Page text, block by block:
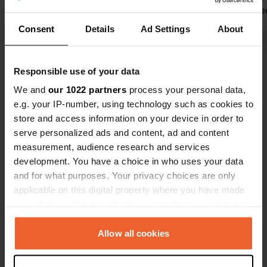
Consent Details Ad Settings About
Responsible use of your data
We and our 1022 partners process your personal data,
e.g. your IP-number, using technology such as cookies to
store and access information on your device in order to
serve personalized ads and content, ad and content
measurement, audience research and services
development. You have a choice in who uses your data
and for what purposes. Your privacy choices are only
applicable on this digital property where you have made
any time from the Cookie Declaration or by clicking on
the Privacy trigger icon.Allow all cookies
geen
gehad
Ben jij hier geweest?
Contact
7160, Hedensted Municipality,
Denemarken